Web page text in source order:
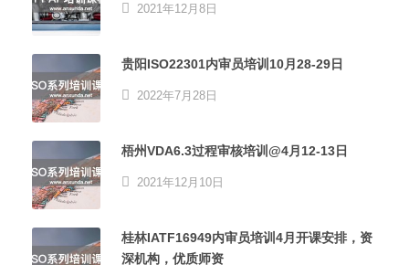
2021年12月8日
贵阳ISO22301内审员培训10月28-29日
2022年7月28日
梧州VDA6.3过程审核培训@4月12-13日
2021年12月10日
桂林IATF16949内审员培训4月开课安排，资
深机构，优质师资